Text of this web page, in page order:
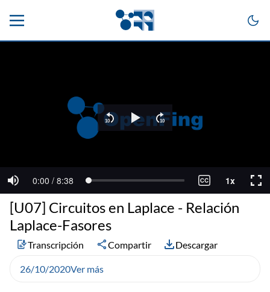
[U07] Circuitos en Laplace - Relación
Laplace-Fasores
Transcripción Compartir Descargar
26/10/2020Ver más